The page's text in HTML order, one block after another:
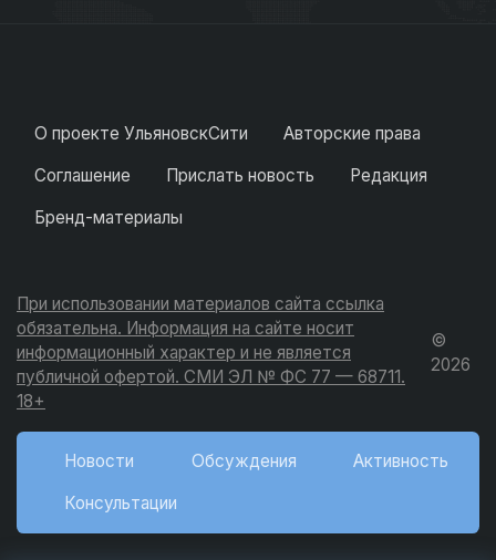
О проекте УльяновскСити
Авторские права
Соглашение
Прислать новость
Редакция
Бренд-материалы
При использовании материалов сайта ссылка
обязательна. Информация на сайте носит
информационный характер и не является
публичной офертой. СМИ ЭЛ № ФС 77 — 68711.
18+
©
2026
Новости Обсуждения
Активность
Консультации